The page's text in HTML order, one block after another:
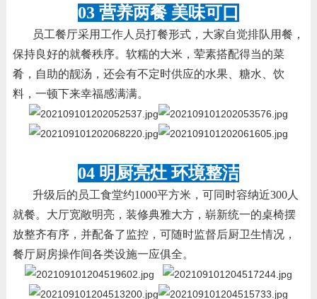
03 营养两餐 美味可口
员工餐厅采用工作人员打餐形式，大家自觉排队用餐，
保持良好的就餐秩序。软糯的大米，荤素搭配得当的菜
肴，自助的靓汤，还会有不定时供应的水果、糖水、饮
料，一顿下来幸福感满满。
04 明厨亮灶 环境整洁
升级后的员工食堂约1000平方米，可同时容纳近300人
就餐。大厅宽敞明亮，装修典雅大方，崭新统一的桌椅摆
放整齐有序，并配备了监控，可随时监督后厨卫生情况，
餐厅厨房操作间各类设施一应俱全。